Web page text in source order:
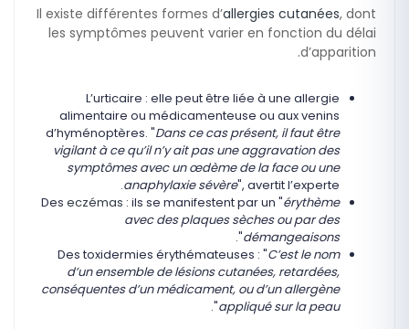
Il existe différentes formes d’allergies cutanées, dont
les symptômes peuvent varier en fonction du délai
d’apparition.
L’urticaire : elle peut être liée à une allergie
alimentaire ou médicamenteuse ou aux venins
d’hyménoptères. "Dans ce cas présent, il faut être
vigilant à ce qu’il n’y ait pas une aggravation des
symptômes avec un œdème de la face ou une
anaphylaxie sévère", avertit l’experte.
Des eczémas : ils se manifestent par un "érythème
avec des plaques sèches ou par des
démangeaisons
".
Des toxidermies érythémateuses : "C’est le nom
d’un ensemble de lésions cutanées, retardées,
conséquentes d’un médicament, ou d’un allergène
appliqué sur la peau
".